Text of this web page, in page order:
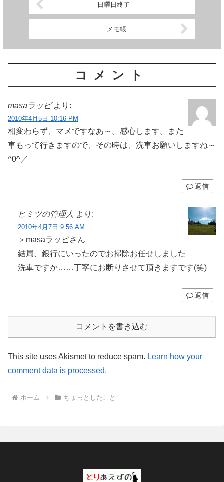
日曜日終了
メモ帳
コメント
masaラッピ より:
2010年4月5日 10:16 PM
相変わらず、マメですなあ～。感心します。また
車もって行きますので、その時は、洗車お願いしますね～
^0^／
返信
ヒミツの管理人 より:
2010年4月7日 9:56 AM
＞masaラッピさん
結局、銀行にいったのでお掃除お任せしました
洗車ですか……丁寧にお断りさせて頂きますです(笑)
返信
コメントを書き込む
This site uses Akismet to reduce spam. Learn how your
comment data is processed.
ホーム ちょっとしたこと